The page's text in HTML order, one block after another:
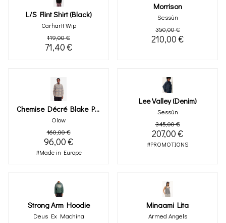
L/s Flint Shirt (black)
Carhartt Wip
119,00 €
71,40 €
Morrison
Sessùn
350,00 €
210,00 €
Chemise Décré Blake Pied-De-Poule
Olow
160,00 €
96,00 €
#Made in Europe
Lee Valley (denim)
Sessùn
345,00 €
207,00 €
#PROMOTIONS
Strong Arm Hoodie
Deus Ex Machina
Minaami Lita
Armed Angels